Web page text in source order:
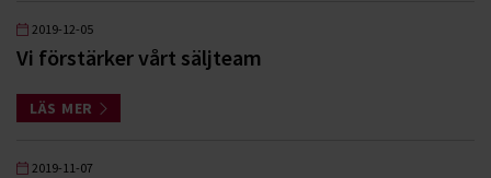
2019-12-05
Vi förstärker vårt säljteam
LÄS MER
2019-11-07